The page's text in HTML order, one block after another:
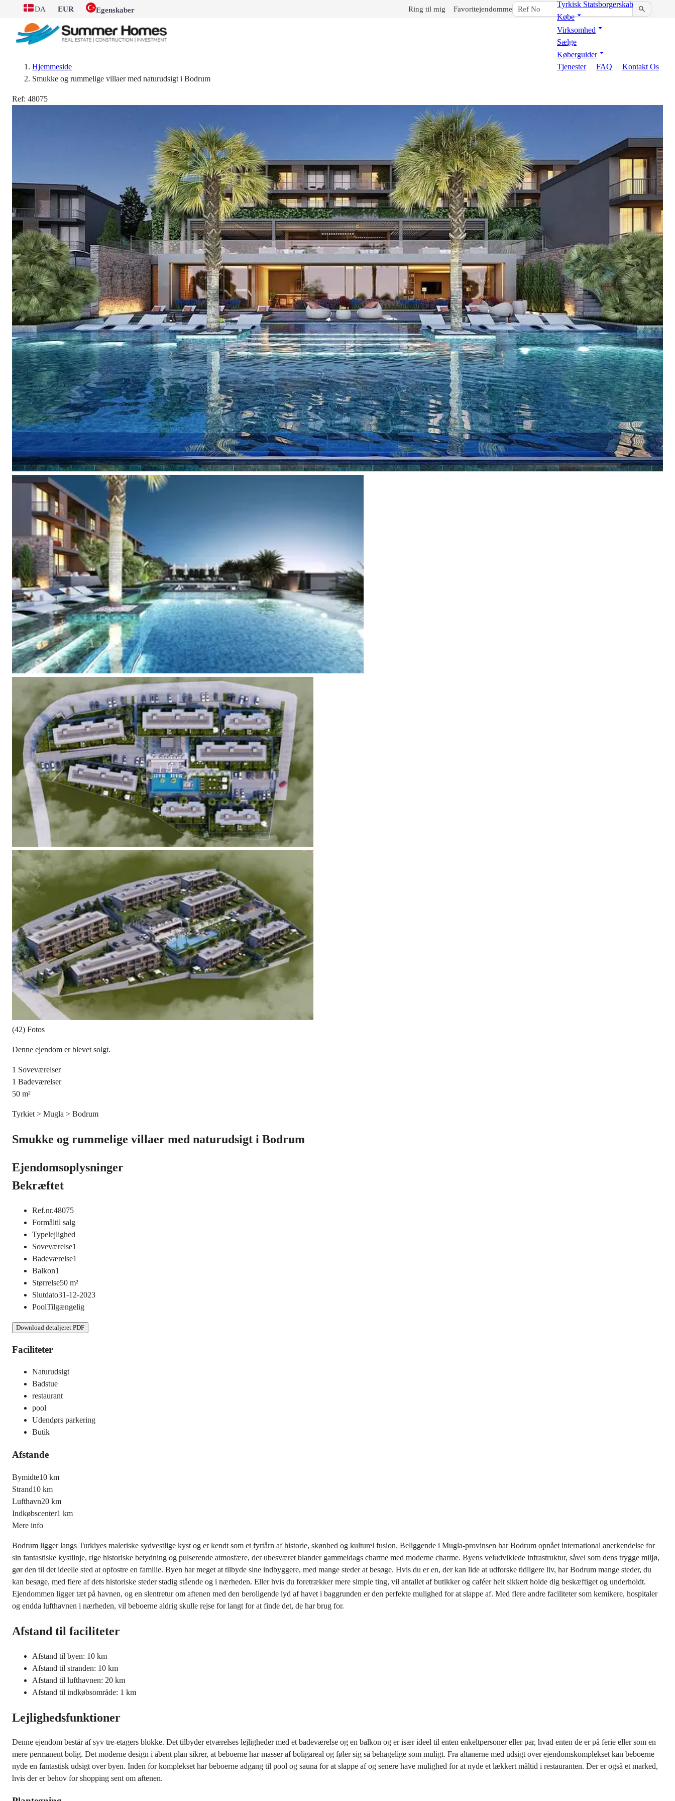
DA EUR Egenskaber Ring til mig Favoritejendomme
Tyrkisk Statsborgerskab
Købe
Virksomhed
Sælge
Køberguider
Tjenester
FAQ Kontakt Os
Hjemmeside
Smukke og rummelige villaer med naturudsigt i Bodrum
Ref: 48075
(42) Fotos
Denne ejendom er blevet solgt.
1 Soveværelser
1 Badeværelser
50 m²
Tyrkiet > Mugla > Bodrum
Smukke og rummelige villaer med naturudsigt i Bodrum
Ejendomsoplysninger
Bekræftet
Ref.nr.48075
Formåltil salg
Typelejlighed
Soveværelse1
Badeværelse1
Balkon1
Størrelse50 m²
Slutdato31-12-2023
PoolTilgængelig
Download detaljeret PDF
Faciliteter
Naturudsigt
Badstue
restaurant
pool
Udendørs parkering
Butik
Afstande
Bymidte10 km
Strand10 km
Lufthavn20 km
Indkøbscenter1 km
Mere info
Bodrum ligger langs Turkiyes maleriske sydvestlige kyst og er kendt som et fyrtårn af historie, skønhed og kulturel fusion. Beliggende i Mugla-provinsen har Bodrum opnået international anerkendelse for
sin fantastiske kystlinje, rige historiske betydning og pulserende atmosfære, der ubesværet blander gammeldags charme med moderne charme. Byens veludviklede infrastruktur, såvel som dens trygge miljø,
gør den til det ideelle sted at opfostre en familie. Byen har meget at tilbyde sine indbyggere, med mange steder at besøge. Hvis du er en, der kan lide at udforske tidligere liv, har Bodrum mange steder, du
kan besøge, med flere af dets historiske steder stadig stående og i nærheden. Eller hvis du foretrækker mere simple ting, vil antallet af butikker og caféer helt sikkert holde dig beskæftiget og underholdt.
Ejendommen ligger tæt på havnen, og en slentretur om aftenen med den beroligende lyd af havet i baggrunden er den perfekte mulighed for at slappe af. Med flere andre faciliteter som kemikere, hospitaler
og endda lufthavnen i nærheden, vil beboerne aldrig skulle rejse for langt for at finde det, de har brug for.
Afstand til faciliteter
Afstand til byen: 10 km
Afstand til stranden: 10 km
Afstand til lufthavnen: 20 km
Afstand til indkøbsområde: 1 km
Lejlighedsfunktioner
Denne ejendom består af syv tre-etagers blokke. Det tilbyder etværelses lejligheder med et badeværelse og en balkon og er især ideel til enten enkeltpersoner eller par, hvad enten de er på ferie eller som en
mere permanent bolig. Det moderne design i åbent plan sikrer, at beboerne har masser af boligareal og føler sig så behagelige som muligt. Fra altanerne med udsigt over ejendomskomplekset kan beboerne
nyde en fantastisk udsigt over byen. Inden for komplekset har beboerne adgang til pool og sauna for at slappe af og senere have mulighed for at nyde et lækkert måltid i restauranten. Der er også et marked,
hvis der er behov for shopping sent om aftenen.